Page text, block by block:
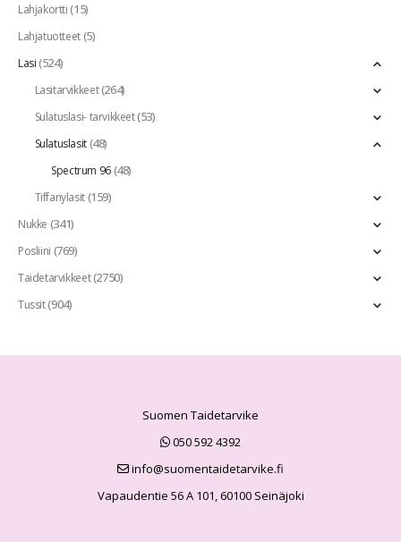
Lahjakortti(15)
Lahjatuotteet(5)
Lasi(524)
Lasitarvikkeet(264)
Sulatuslasi- tarvikkeet(53)
Sulatuslasit(48)
Spectrum 96(48)
Tiffanylasit(159)
Nukke (341)
Posliini (769)
Taidetarvikkeet(2750)
Tussit(904)
Suomen Taidetarvike
050 592 4392
info@suomentaidetarvike.fi
Vapaudentie 56 A 101, 60100 Seinäjoki